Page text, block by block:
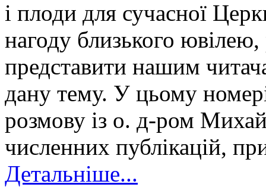
і плоди для сучасної
нагоду близького
представити нашим
дану тему. У цьому
розмову із о. д-ром
численних публікацій,
Детальніше...